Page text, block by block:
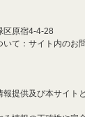
区原宿4-4-28
て：サイト内のお
報提供及び本サイト